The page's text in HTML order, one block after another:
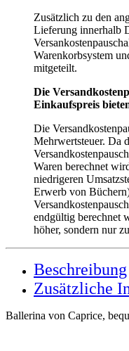
Zusätzlich zu den
Lieferung innerhalb
Warenkorbsystem
mitgeteilt.
Die
Einkaufspreis
Die
Mehrwertsteuer. Da
Waren berechnet
niedrigeren
Erwerb von
endgültig berechnet
höher, sondern nur
Beschreibung
Zusätzliche
Ballerina von Caprice,